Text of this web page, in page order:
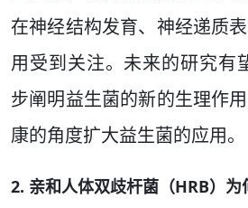
在神经结构发育、神经递质
用受到关注。未来的研究有
步阐明益生菌的新的生理作
康的角度扩大益生菌的应用。
2. 亲和人体双歧杆菌（HRB）为